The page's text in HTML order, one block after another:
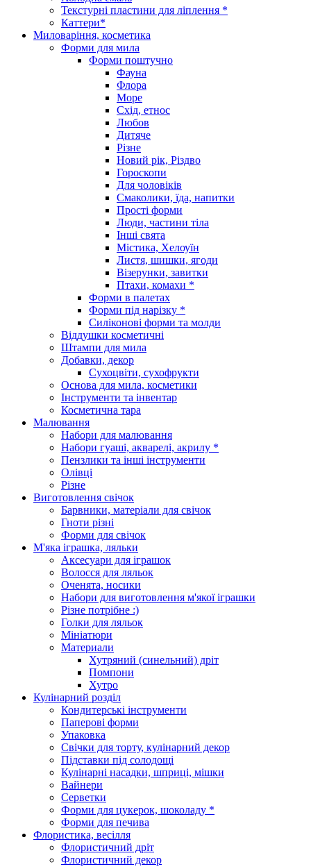
Текстурні пластини для ліплення *
Каттери*
Миловаріння, косметика
Форми для мила
Форми поштучно
Фауна
Флора
Море
Схід, етнос
Любов
Дитяче
Різне
Новий рік, Різдво
Гороскопи
Для чоловіків
Смаколики, їда, напитки
Прості форми
Люди, частини тіла
Інші свята
Містика, Хелоуїн
Листя, шишки, ягоди
Візерунки, завитки
Птахи, комахи *
Форми в палетах
Форми під нарізку *
Силіконові форми та молди
Віддушки косметичні
Штампи для мила
Добавки, декор
Сухоцвіти, сухофрукти
Основа для мила, косметики
Інструменти та інвентар
Косметична тара
Малювання
Набори для малювання
Набори гуаші, акварелі, акрилу *
Пензлики та інші інструменти
Олівці
Різне
Виготовлення свічок
Барвники, матеріали для свічок
Гноти різні
Форми для свічок
М'яка іграшка, ляльки
Аксесуари для іграшок
Волосся для ляльок
Оченята, носики
Набори для виготовлення м'якої іграшки
Різне потрібне :)
Голки для ляльок
Мініатюри
Материали
Хутряний (синельний) дріт
Помпони
Хутро
Кулінарний розділ
Кондитерські інструменти
Паперові форми
Упаковка
Свічки для торту, кулінарний декор
Підставки під солодощі
Кулінарні насадки, шприці, мішки
Вайнери
Серветки
Форми для цукерок, шоколаду *
Форми для печива
Флористика, весілля
Флористичний дріт
Флористичний декор